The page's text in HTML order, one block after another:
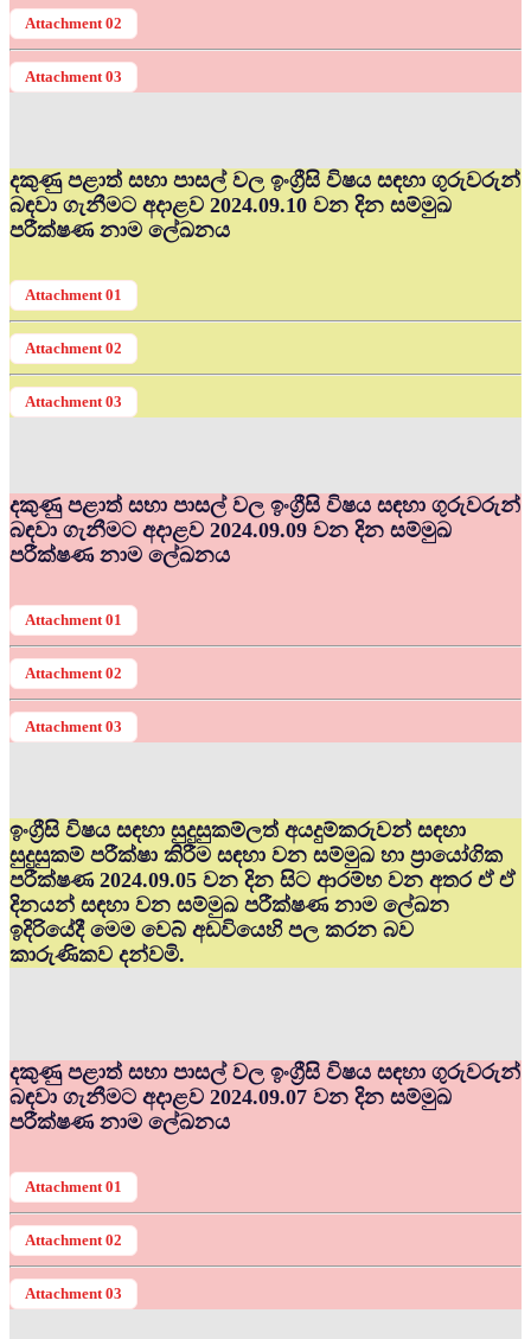
Attachment 02
Attachment 03
දකුණු පළාත් සභා පාසල් වල ඉංග්‍රීසි විෂය සඳහා ගුරුවරුන්
බඳවා ගැනීමට අදාළව 2024.09.10 වන දින සම්මුඛ
පරීක්ෂණ නාම ලේඛනය
Attachment 01
Attachment 02
Attachment 03
දකුණු පළාත් සභා පාසල් වල ඉංග්‍රීසි විෂය සඳහා ගුරුවරුන්
බඳවා ගැනීමට අදාළව 2024.09.09 වන දින සම්මුඛ
පරීක්ෂණ නාම ලේඛනය
Attachment 01
Attachment 02
Attachment 03
ඉංග්‍රීසි විෂය සඳහා සුදුසුකම්ලත් අයදුම්කරුවන් සඳහා
සුදුසුකම් පරීක්ෂා කිරීම සඳහා වන සම්මුඛ හා ප්‍රායෝගික
පරීක්ෂණ 2024.09.05 වන දින සිට ආරම්භ වන අතර ඒ ඒ
දිනයන් සඳහා වන සම්මුඛ පරීක්ෂණ නාම ලේඛන
ඉදිරියේදී මෙම වෙබ් අඩවියෙහි පල කරන බව
කාරුණිකව දන්වමි.
දකුණු පළාත් සභා පාසල් වල ඉංග්‍රීසි විෂය සඳහා ගුරුවරුන්
බඳවා ගැනීමට අදාළව 2024.09.07 වන දින සම්මුඛ
පරීක්ෂණ නාම ලේඛනය
Attachment 01
Attachment 02
Attachment 03